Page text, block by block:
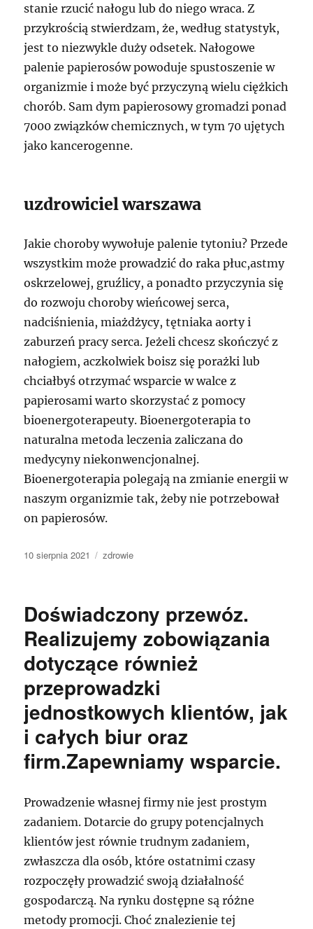
stanie rzucić nałogu lub do niego wraca. Z
przykrością stwierdzam, że, według statystyk,
jest to niezwykle duży odsetek. Nałogowe
palenie papierosów powoduje spustoszenie w
organizmie i może być przyczyną wielu ciężkich
chorób. Sam dym papierosowy gromadzi ponad
7000 związków chemicznych, w tym 70 ujętych
jako kancerogenne.
uzdrowiciel warszawa
Jakie choroby wywołuje palenie tytoniu? Przede
wszystkim może prowadzić do raka płuc,astmy
oskrzelowej, gruźlicy, a ponadto przyczynia się
do rozwoju choroby wieńcowej serca,
nadciśnienia, miażdżycy, tętniaka aorty i
zaburzeń pracy serca. Jeżeli chcesz skończyć z
nałogiem, aczkolwiek boisz się porażki lub
chciałbyś otrzymać wsparcie w walce z
papierosami warto skorzystać z pomocy
bioenergoterapeuty. Bioenergoterapia to
naturalna metoda leczenia zaliczana do
medycyny niekonwencjonalnej.
Bioenergoterapia polegają na zmianie energii w
naszym organizmie tak, żeby nie potrzebował
on papierosów.
Data
10 sierpnia 2021 Kategorie
zdrowie
Doświadczony przewóz.
Realizujemy zobowiązania
dotyczące również
przeprowadzki
jednostkowych klientów, jak
i całych biur oraz
firm.Zapewniamy wsparcie.
Prowadzenie własnej firmy nie jest prostym
zadaniem. Dotarcie do grupy potencjalnych
klientów jest równie trudnym zadaniem,
zwłaszcza dla osób, które ostatnimi czasy
rozpoczęły prowadzić swoją działalność
gospodarczą. Na rynku dostępne są różne
metody promocji. Choć znalezienie tej